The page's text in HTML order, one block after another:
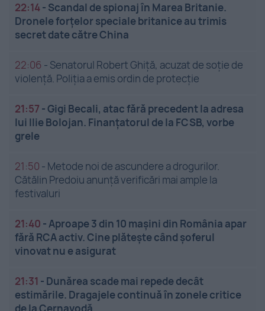
22:14- Scandal de spionaj în Marea Britanie.
Dronele forțelor speciale britanice au trimis
secret date către China
22:06 - Senatorul Robert Ghiță, acuzat de soție de
violență. Poliția a emis ordin de protecție
21:57 -Gigi Becali, atac fără precedent la adresa
lui Ilie Bolojan. Finanțatorul de la FCSB, vorbe
grele
21:50 - Metode noi de ascundere a drogurilor.
Cătălin Predoiu anunță verificări mai ample la
festivaluri
21:40 -Aproape 3 din 10 mașini din România apar
fără RCA activ. Cine plătește când șoferul
vinovat nu e asigurat
21:31 - Dunărea scade mai repede decât
estimările. Dragajele continuă în zonele critice